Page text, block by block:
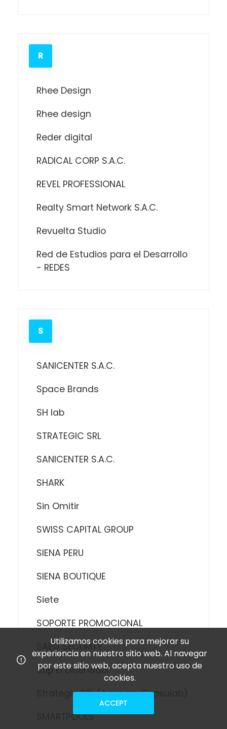
R
Rhee Design
Rhee design
Reder digital
RADICAL CORP S.A.C.
REVEL PROFESSIONAL
Realty Smart Network S.A.C.
Revuelta Studio
Red de Estudios para el Desarrollo
- REDES
S
SANICENTER S.A.C.
Space Brands
SH lab
STRATEGIC SRL
SANICENTER S.A.C.
SHARK
Sin Omitir
SWISS CAPITAL GROUP
SIENA PERU
SIENA BOUTIQUE
Siete
SOPORTE PROMOCIONAL
SAEG SECURITY
Stip El Diseñador
Strategic SRL (Agencia Capsulab)
SMARTPOOLS
Utilizamos cookies para mejorar su
experiencia en nuestro sitio web. Al navegar
por este sitio web, acepta nuestro uso de
cookies.
ACCEPT